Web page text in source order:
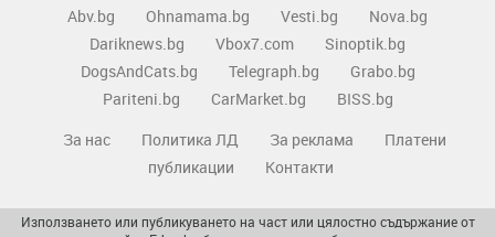
Abv.bg Ohnamama.bg Vesti.bg
Nova.bg
Dariknews.bg
Vbox7.com
Sinoptik.bg
DogsAndCats.bg
Telegraph.bg
Grabo.bg
Pariteni.bg
CarMarket.bg
BISS.bg
За нас
Политика ЛД За реклама
Платени
публикации
Контакти
Използването или публикуването на част или цялостно съдържание от